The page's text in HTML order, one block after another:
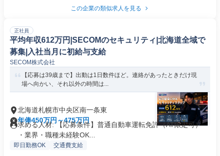
この企業の類似求人を見る
正社員
平均年収612万円|SECOMのセキュリティ|北海道全域で
募集|入社当月に初給与支給
SECOM株式会社
【応募は39歳まで】出動は1日数件ほど。連絡があったときだけ現
場へ向かい、それ以外の時間は...
北海道札幌市中央区南一条東
年俸450万円～475万円
求める人材: 【応募条件】普通自動車運転免許（AT限定可）
・業界・職種未経験OK...
即日勤務OK 交通費支給